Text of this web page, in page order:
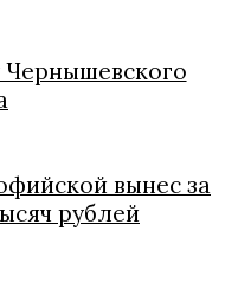
Чернышевского
вынес за
рублей